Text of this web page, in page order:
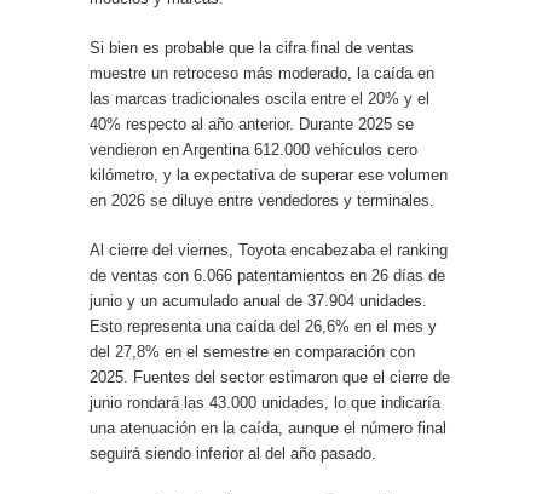
Si bien es probable que la cifra final de ventas
muestre un retroceso más moderado, la caída en
las marcas tradicionales oscila entre el 20% y el
40% respecto al año anterior. Durante 2025 se
vendieron en Argentina 612.000 vehículos cero
kilómetro, y la expectativa de superar ese volumen
en 2026 se diluye entre vendedores y terminales.
Al cierre del viernes, Toyota encabezaba el ranking
de ventas con 6.066 patentamientos en 26 días de
junio y un acumulado anual de 37.904 unidades.
Esto representa una caída del 26,6% en el mes y
del 27,8% en el semestre en comparación con
2025. Fuentes del sector estimaron que el cierre de
junio rondará las 43.000 unidades, lo que indicaría
una atenuación en la caída, aunque el número final
seguirá siendo inferior al del año pasado.